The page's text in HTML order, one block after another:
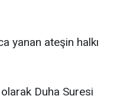
yanan ateşin halkı
Duha Suresi